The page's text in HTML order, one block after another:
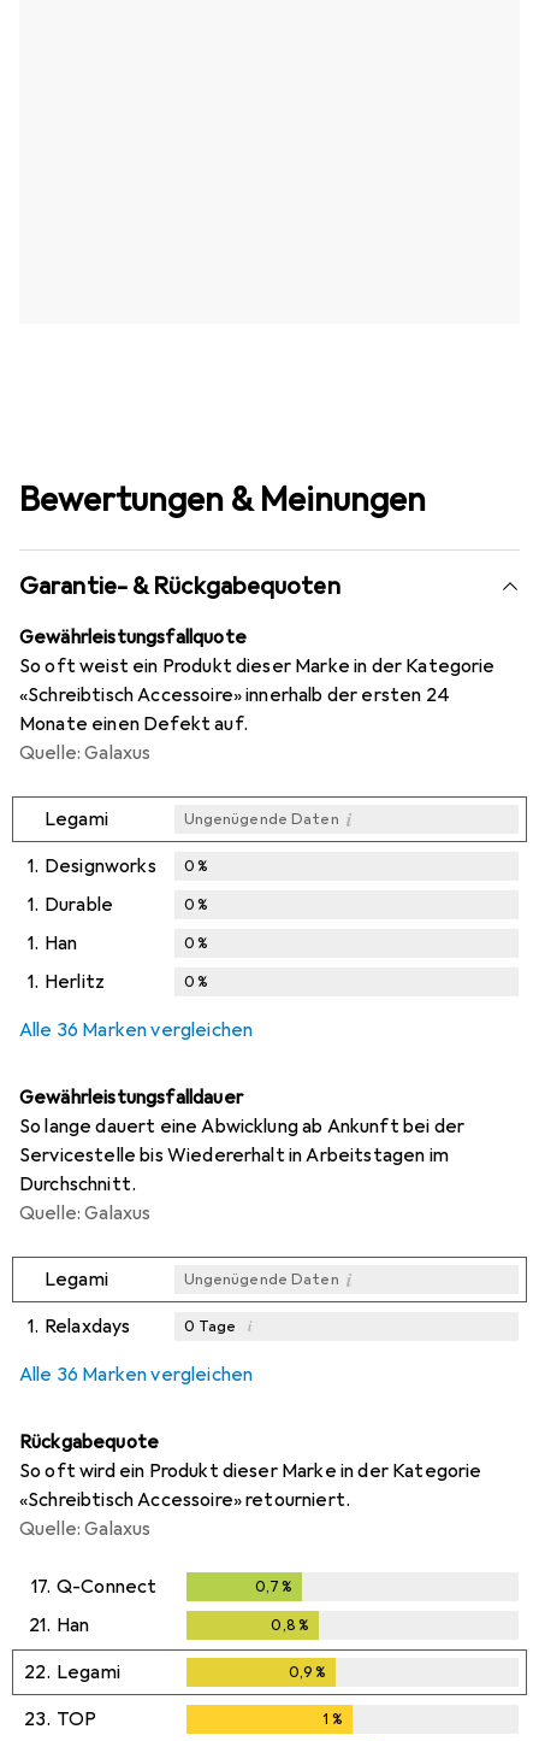
Bewertungen & Meinungen
Garantie- & Rückgabequoten
Gewährleistungsfallquote
So oft weist ein Produkt dieser Marke in der Kategorie
«Schreibtisch Accessoire» innerhalb der ersten 24
Monate einen Defekt auf.
Quelle: Galaxus
Legami Ungenügende Daten i
1. Designworks 0%
1. Durable 0%
1. Han 0%
1. Herlitz 0%
Alle 36 Marken vergleichen
Gewährleistungsfalldauer
So lange dauert eine Abwicklung ab Ankunft bei der
Servicestelle bis Wiedererhalt in Arbeitstagen im
Durchschnitt.
Quelle: Galaxus
Legami Ungenügende Daten i
1. Relaxdays 0 Tage i
Alle 36 Marken vergleichen
Rückgabequote
So oft wird ein Produkt dieser Marke in der Kategorie
«Schreibtisch Accessoire» retourniert.
Quelle: Galaxus
17. Q-Connect 0,7 %
21. Han 0,8 %
22. Legami 0,9%
23. TOP 1 %